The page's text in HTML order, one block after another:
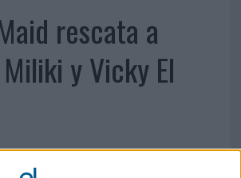
rescata a
y Vicky El